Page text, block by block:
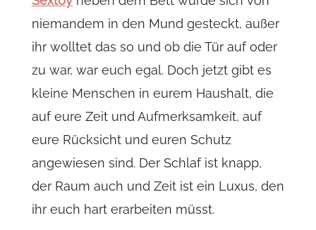
niemandem in den Mund gesteckt, außer
ihr wolltet das so und ob die Tür auf oder
zu war, war euch egal. Doch jetzt gibt es
kleine Menschen in eurem Haushalt, die
auf eure Zeit und Aufmerksamkeit, auf
eure Rücksicht und euren Schutz
angewiesen sind. Der Schlaf ist knapp,
der Raum auch und Zeit ist ein Luxus, den
ihr euch hart erarbeiten müsst.